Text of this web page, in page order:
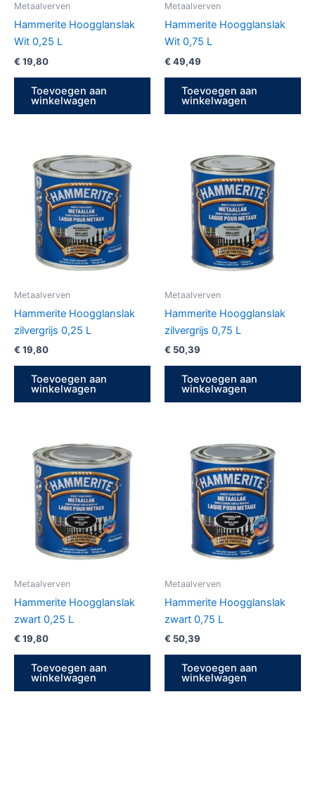
Metaalverven
Hammerite Hoogglanslak
Wit 0,25 L
€ 19,80
Toevoegen aan
winkelwagen
Metaalverven
Hammerite Hoogglanslak
Wit 0,75 L
€ 49,49
Toevoegen aan
winkelwagen
Metaalverven
Hammerite Hoogglanslak
zilvergrijs 0,25 L
€ 19,80
Toevoegen aan
winkelwagen
Metaalverven
Hammerite Hoogglanslak
zilvergrijs 0,75 L
€ 50,39
Toevoegen aan
winkelwagen
Metaalverven
Hammerite Hoogglanslak
zwart 0,25 L
€ 19,80
Toevoegen aan
winkelwagen
Metaalverven
Hammerite Hoogglanslak
zwart 0,75 L
€ 50,39
Toevoegen aan
winkelwagen